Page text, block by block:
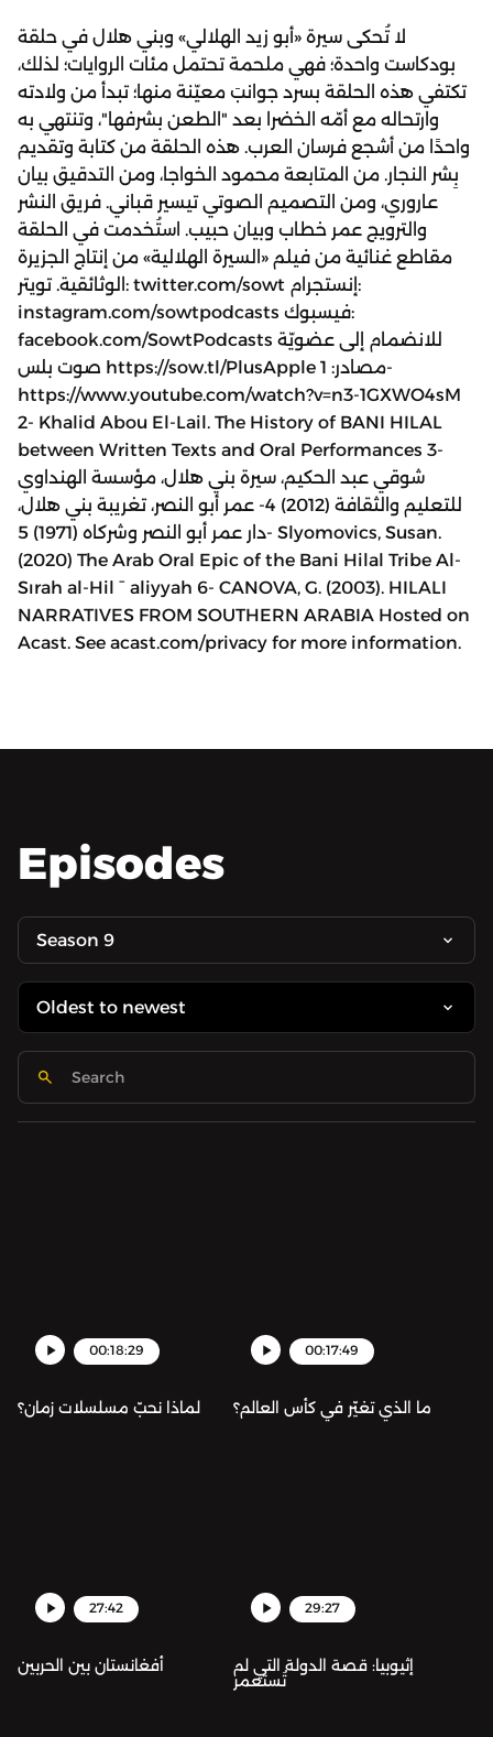
لا تُحكى سيرة «أبو زيد الهلالي» وبني هلال في حلقة
بودكاست واحدة؛ فهي ملحمة تحتمل مئات الروايات؛ لذلك،
تكتفي هذه الحلقة بسرد جوانبَ معيّنة منها؛ تبدأ من ولادته
وارتحاله مع أمّه الخضرا بعد "الطعن بشرفها"، وتنتهي به
واحدًا من أشجع فرسان العرب. هذه الحلقة من كتابة وتقديم
بِشر النجار. من المتابعة محمود الخواجا، ومن التدقيق بيان
عاروري، ومن التصميم الصوتي تيسير قباني. فريق النشر
والترويج عمر خطاب وبيان حبيب. استُخدمت في الحلقة
مقاطع غنائية من فيلم «السيرة الهلالية» من إنتاج الجزيرة
الوثائقية. تويتر: twitter.com/sowt إنستجرام:
instagram.com/sowtpodcasts فيسبوك:
facebook.com/SowtPodcasts للانضمام إلى عضويّة
صوت بلس https://sow.tl/PlusApple مصادر: 1-
https://www.youtube.com/watch?v=n3-1GXWO4sM
2- Khalid Abou El-Lail. The History of BANI HILAL
between Written Texts and Oral Performances 3-
شوقي عبد الحكيم، سيرة بني هلال، مؤسسة الهنداوي
للتعليم والثقافة (2012) 4- عمر أبو النصر، تغريبة بني هلال،
دار عمر أبو النصر وشركاه (1971) 5- Slyomovics, Susan.
(2020) The Arab Oral Epic of the Bani Hilal Tribe Al-
Sırah al-Hil ¯ aliyyah 6- CANOVA, G. (2003). HILALI
NARRATIVES FROM SOUTHERN ARABIA Hosted on
Acast. See acast.com/privacy for more information.
Episodes
Season 9
00:18:29
لماذا نحبّ مسلسلات زمان؟
00:17:49
ما الذي تغيّر في كأس العالم؟
27:42
أفغانستان بين الحربين
29:27
إثيوبيا: قصة الدولة التي لم
تُستعمر